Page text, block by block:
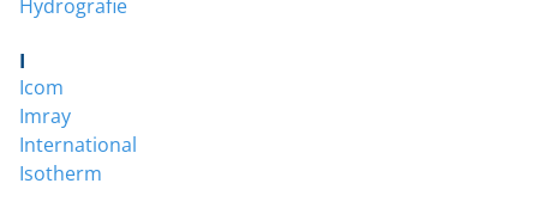
Hydrografie
I
Icom
Imray
International
Isotherm